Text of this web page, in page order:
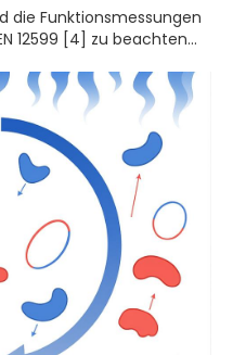
die Funktionsmessungen
12599 [4] zu beachten...